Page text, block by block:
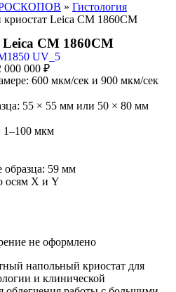
» Гистология
Leica CM 1860CM
CM 1860CM
000 000 ₽
600 мкм/сек и 900 мкм/сек
55 × 55 мм или 50 × 80 мм
1–100 мкм
образца: 59 мм
осям Х и Y
не оформлено
напольный криостат для
и клинической